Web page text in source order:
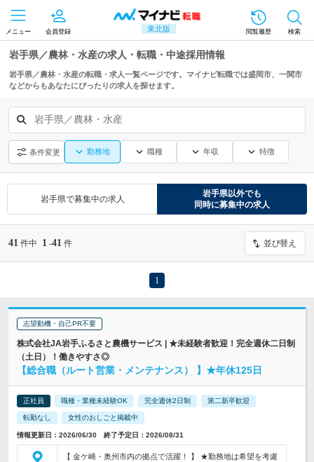
東北版
メニュー 会員登録 閲覧履歴 検索
岩手県／農林・水産の求人・転職・中途採用情報
岩手県／農林・水産の転職・求人一覧ページです。マイナビ転職では盛岡市、一関市
などからもあなたにぴったりの求人を探せます。
岩手県／農林・水産
条件変更 勤務地 職種 年収 特徴
岩手県で募集中の求人
岩手県以外でも
同時に募集中の求人
41 件中 1 -41 件 並び替え
1
志望動機・自己PR不要
株式会社JA岩手ふるさと農機サービス | ★未経験者歓迎！完全週休二日制
（土日）！働きやすさ◎
【総合職（ルート営業・メンテナンス） 】★年休125日
正社員 職種・業種未経験OK 完全週休2日制 第二新卒歓迎
転勤なし 女性のおしごと掲載中
情報更新日：2026/06/30 終了予定日：2026/08/31
【 金ケ崎・奥州市内の拠点で活躍！ 】 ★勤務地は希望を考慮